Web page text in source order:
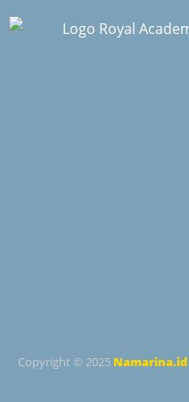
Copyright © 2025 Namarina.id